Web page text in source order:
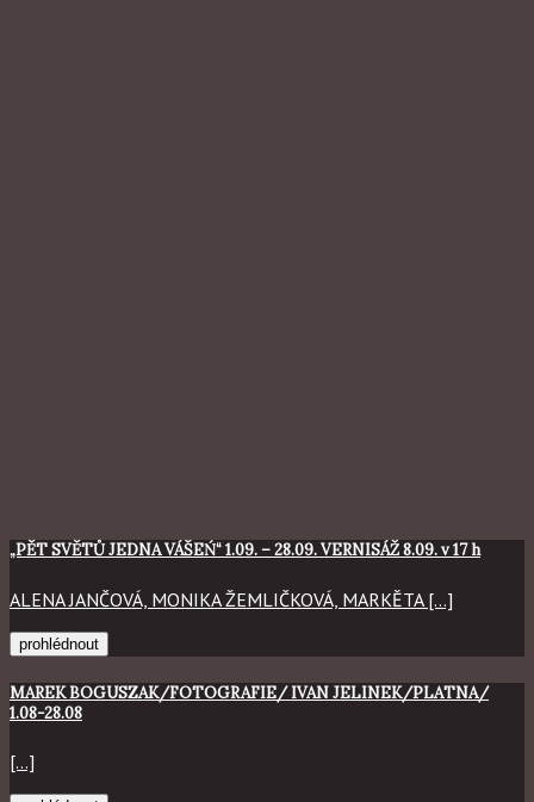
„PĚT SVĚTŮ JEDNA VÁŠEŃ“ 1.09. – 28.09. VERNISÁŽ 8.09. v 17 h
ALENA JANČOVÁ, MONIKA ŽEMLIČKOVÁ, MARKĚTA [...]
prohlédnout
MAREK BOGUSZAK/FOTOGRAFIE/ IVAN JELINEK/PLATNA/
1.08-28.08
[...]